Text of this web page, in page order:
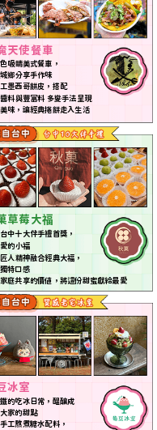
天使餐車
吸睛美式餐車，
鄉分享手作味
墨西哥餅皮，搭配
料與豐富料 多變手法呈現
味，讓經典捲餅走入生活
草莓大福
中十大伴手禮首獎，
愛的小福
人 精神融合經典大福 ，
特口感
庭共享的價值，將這份甜蜜獻給最愛
冰室
的吃冰日常，醞釀成
家的甜點
工熬煮糖水配料，